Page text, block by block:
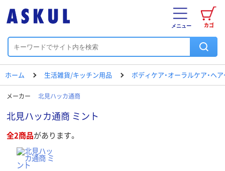
カゴ
メニュー
ホーム 生活雑貨/キッチン用品 ボディケア・オーラルケア・ヘ
メーカー 北見ハッカ通商
北見ハッカ通商 ミント
全2商品があります。